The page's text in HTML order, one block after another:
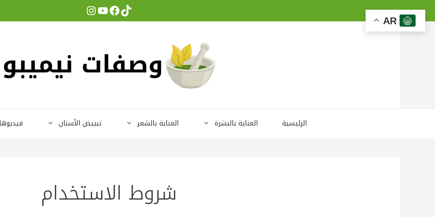
إلى
المحتوى
TikTok
Facebook
YouTube
Instagram
الرئيسية العناية بالبشرة العناية بالشعر تبييض الأسنان
شروط الاستخدام
AR